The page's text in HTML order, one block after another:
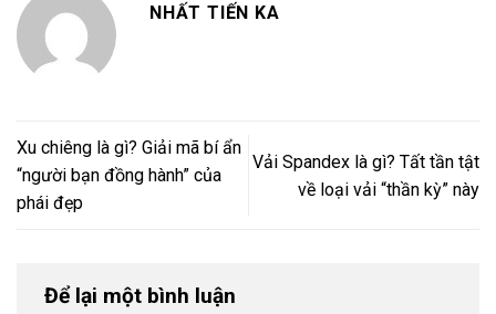
NHẤT TIẾN KA
Xu chiêng là gì? Giải mã bí ẩn
“người bạn đồng hành” của
phái đẹp
Vải Spandex là gì? Tất tần tật
về loại vải “thần kỳ” này
Để lại một bình luận